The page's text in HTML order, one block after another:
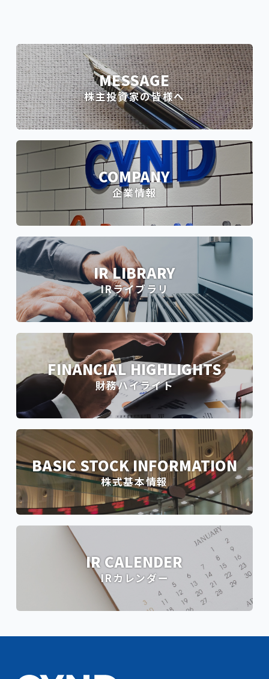
MESSAGE
株主投資家の皆様へ
COMPANY
企業情報
IR LIBRARY
IRライブラリ
FINANCIAL HIGHLIGHTS
財務ハイライト
BASIC STOCK INFORMATION
株式基本情報
IR CALENDER
IRカレンダー